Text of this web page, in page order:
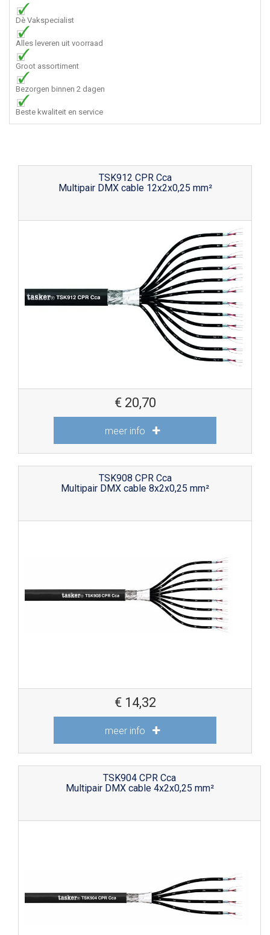
Dè Vakspecialist
Alles leveren uit voorraad
Groot assortiment
Bezorgen binnen 2 dagen
Beste kwaliteit en service
TSK912 CPR Cca
Multipair DMX cable 12x2x0,25 mm²
€ 20,70
meer info
TSK908 CPR Cca
Multipair DMX cable 8x2x0,25 mm²
€ 14,32
meer info
TSK904 CPR Cca
Multipair DMX cable 4x2x0,25 mm²